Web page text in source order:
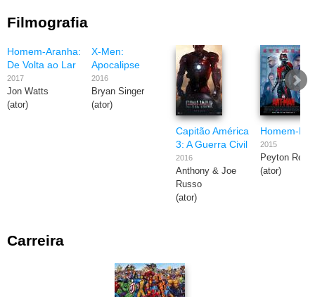
Filmografia
Homem-Aranha:
De Volta ao Lar
2017
Jon Watts
(ator)
X-Men:
Apocalipse
2016
Bryan Singer
(ator)
Capitão América
3: A Guerra Civil
2016
Anthony & Joe
Russo
(ator)
Homem-
2015
Peyton Reed
(ator)
Carreira